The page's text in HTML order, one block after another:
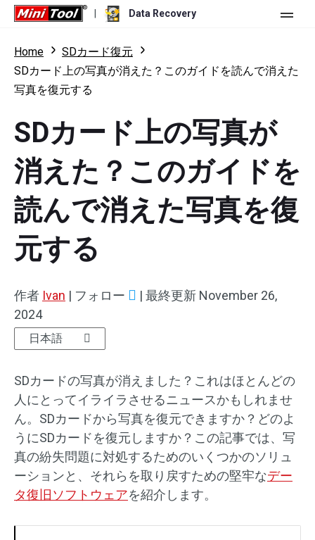
Data Recovery
ストア
個人ユーザー向け
Data Recovery Pro
Data Recovery Bootable
機能
更新履歴
バージョン比較
リソース
ユーザーマニュアル
Windowsデータ復元
SDカード復元
無料版 ダウンロード
トライアル版
Home
SDカード復元
SDカード上の写真が消えた？このガイドを読んで消えた
写真を復元する
SDカード上の写真が
消えた？このガイドを
読んで消えた写真を復
元する
作者 Ivan | フォロー | 最終更新 November 26,
2024
日本語
SDカードの写真が消えました？これはほとんどの
人にとってイライラさせるニュースかもしれませ
ん。SDカードから写真を復元できますか？どのよ
うにSDカードを復元しますか？この記事では、写
真の紛失問題に対処するためのいくつかのソリュ
ーションと、それらを取り戻すための堅牢なデー
タ復旧ソフトウェアを紹介します。